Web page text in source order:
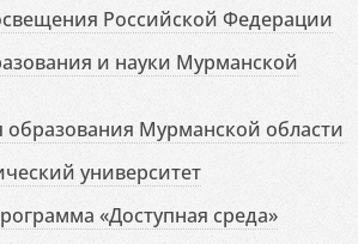
Российской Федерации
и науки Мурманской
образования Мурманской области
университет
«Доступная среда»